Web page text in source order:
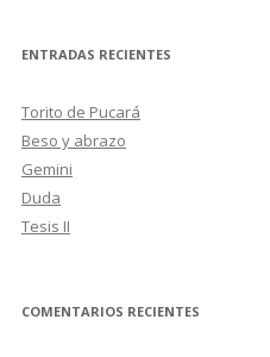
c
r
:
ENTRADAS RECIENTES
Torito de Pucará
Beso y abrazo
Gemini
Duda
Tesis II
COMENTARIOS RECIENTES